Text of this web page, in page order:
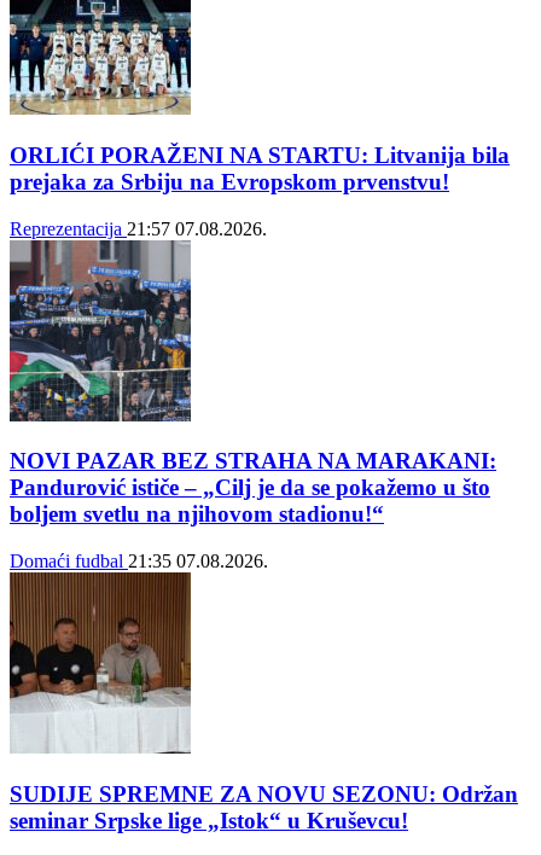
ORLIĆI PORAŽENI NA STARTU: Litvanija bila
prejaka za Srbiju na Evropskom prvenstvu!
Reprezentacija 21:57 07.08.2026.
NOVI PAZAR BEZ STRAHA NA MARAKANI:
Pandurović ističe – „Cilj je da se pokažemo u što
boljem svetlu na njihovom stadionu!“
Domaći fudbal 21:35 07.08.2026.
SUDIJE SPREMNE ZA NOVU SEZONU: Održan
seminar Srpske lige „Istok“ u Kruševcu!